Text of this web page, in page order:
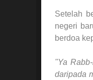
Setelah
negeri
berdoa
"Ya
daripada